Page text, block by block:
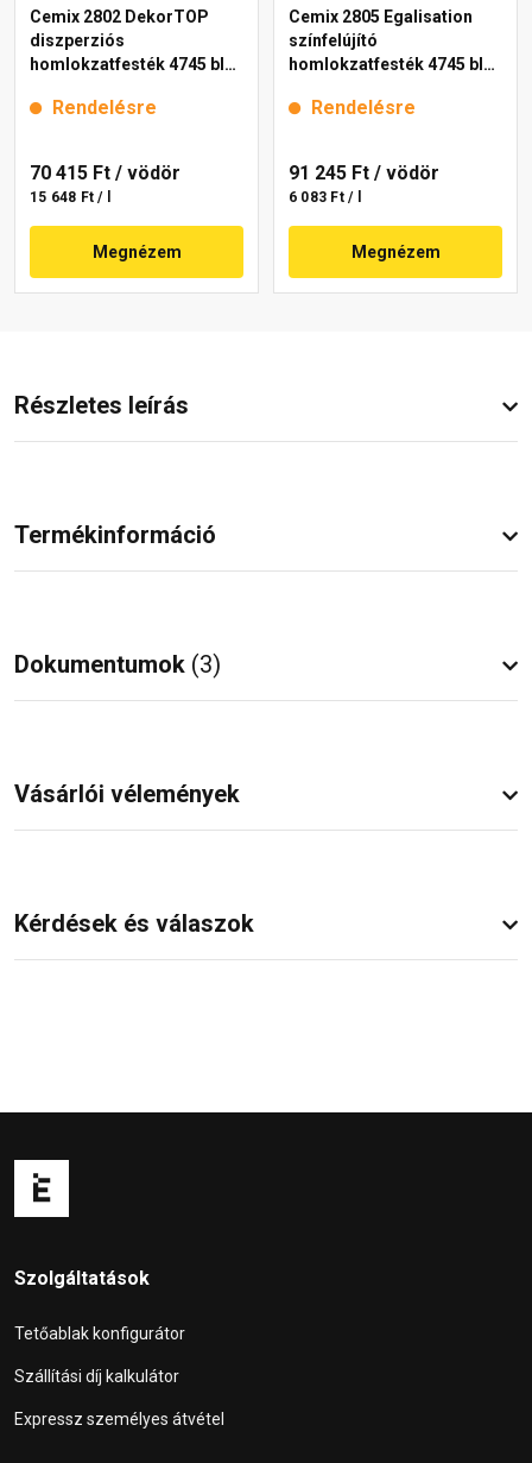
Cemix 2802 DekorTOP
diszperziós
homlokzatfesték 4745 blue
Rendelésre
70 415 Ft / vödör
15 648 Ft / l
Megnézem
Cemix 2805 Egalisation
színfelújító
homlokzatfesték 4745 blue
Rendelésre
91 245 Ft / vödör
6 083 Ft / l
Megnézem
Részletes leírás
Termékinformáció
Dokumentumok (3)
Vásárlói vélemények
Kérdések és válaszok
Szolgáltatások
Tetőablak konfigurátor
Szállítási díj kalkulátor
Expressz személyes átvétel